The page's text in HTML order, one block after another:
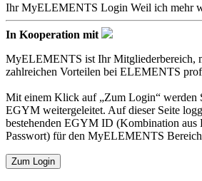
Ihr MyELEMENTS Login Weil ich mehr
In Kooperation mit
MyELEMENTS ist Ihr Mitgliederbereich,
zahlreichen Vorteilen bei ELEMENTS
Mit einem Klick auf „Zum Login“ werden
EGYM weitergeleitet. Auf dieser Seite
bestehenden EGYM ID (Kombination aus
Passwort) für den MyELEMENTS
Zum Login